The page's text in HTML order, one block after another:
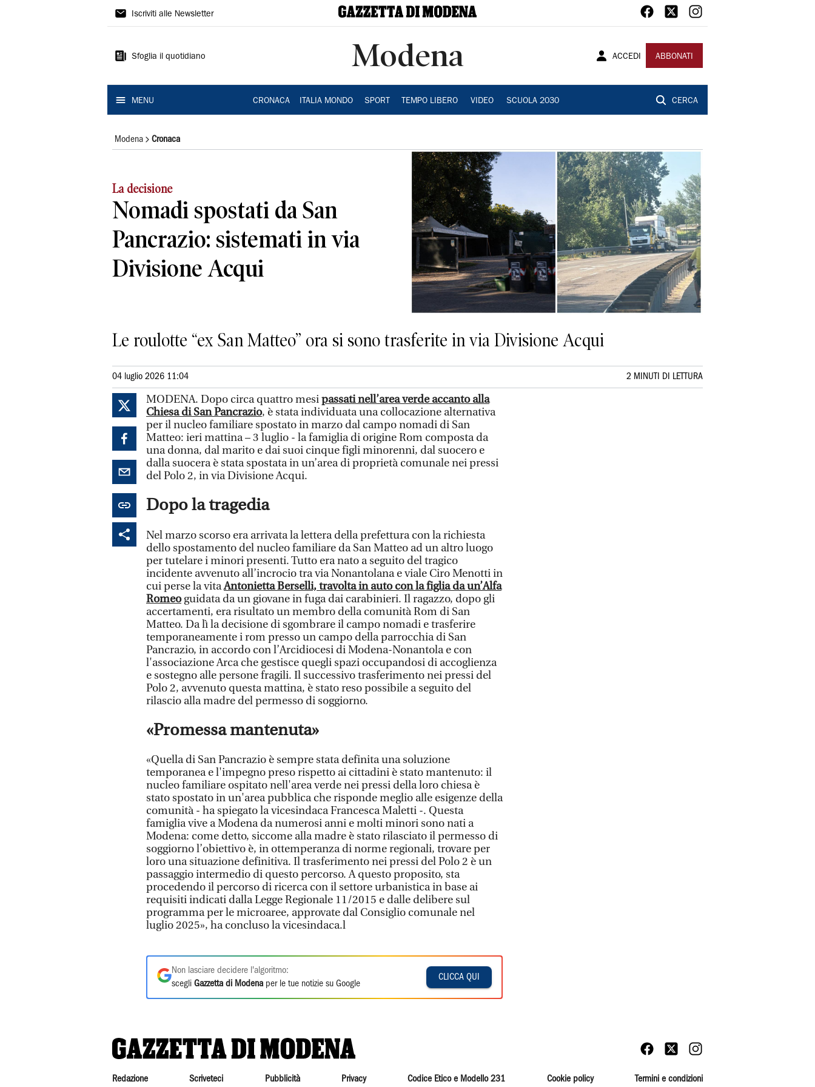
Gazzetta
Modena
Iscriviti alle Newsletter
Sfoglia il quotidiano Modena ACCEDI ABBONATI
MENU CRONACA ITALIA MONDO SPORT TEMPO LIBERO VIDEO SCUOLA 2030 CERCA
Modena Cronaca
La decisione
Nomadi spostati da San
Pancrazio: sistemati in via
Divisione Acqui
Le roulotte “ex San Matteo” ora si sono trasferite in via Divisione Acqui
04 luglio 2026 11:04 2 MINUTI DI LETTURA
MODENA. Dopo circa quattro mesipassati nell’area verde accanto alla
Chiesa di San Pancrazio, è stata individuata una collocazione alternativa
per il nucleo familiare spostato in marzo dal campo nomadi di San
Matteo: ieri mattina – 3 luglio - la famiglia di origine Rom composta da
una donna, dal marito e dai suoi cinque figli minorenni, dal suocero e
dalla suocera è stata spostata in un’area di proprietà comunale nei pressi
del Polo 2, in via Divisione Acqui.
Dopo la tragedia
Nel marzo scorso era arrivata la lettera della prefettura con la richiesta
dello spostamento del nucleo familiare da San Matteo ad un altro luogo
per tutelare i minori presenti. Tutto era nato a seguito del tragico
incidente avvenuto all’incrocio tra via Nonantolana e viale Ciro Menotti in
cui perse la vitaAntonietta Berselli, travolta in auto con la figlia da un’Alfa
Romeo guidata da un giovane in fuga dai carabinieri. Il ragazzo, dopo gli
accertamenti, era risultato un membro della comunità Rom di San
Matteo. Da lì la decisione di sgombrare il campo nomadi e trasferire
temporaneamente i rom presso un campo della parrocchia di San
Pancrazio, in accordo con l’Arcidiocesi di Modena-Nonantola e con
l'associazione Arca che gestisce quegli spazi occupandosi di accoglienza
e sostegno alle persone fragili. Il successivo trasferimento nei pressi del
Polo 2, avvenuto questa mattina, è stato reso possibile a seguito del
rilascio alla madre del permesso di soggiorno.
«Promessa mantenuta»
«Quella di San Pancrazio è sempre stata definita una soluzione
temporanea e l'impegno preso rispetto ai cittadini è stato mantenuto: il
nucleo familiare ospitato nell'area verde nei pressi della loro chiesa è
stato spostato in un'area pubblica che risponde meglio alle esigenze della
comunità - ha spiegato la vicesindaca Francesca Maletti -. Questa
famiglia vive a Modena da numerosi anni e molti minori sono nati a
Modena: come detto, siccome alla madre è stato rilasciato il permesso di
soggiorno l’obiettivo è, in ottemperanza di norme regionali, trovare per
loro una situazione definitiva. Il trasferimento nei pressi del Polo 2 è un
passaggio intermedio di questo percorso. A questo proposito, sta
procedendo il percorso di ricerca con il settore urbanistica in base ai
requisiti indicati dalla Legge Regionale 11/2015 e dalle delibere sul
programma per le microaree, approvate dal Consiglio comunale nel
luglio 2025», ha concluso la vicesindaca.l
Non lasciare decidere l'algoritmo:
scegli Gazzetta di Modena per le tue notizie su Google
CLICCA QUI
Redazione Scriveteci Pubblicità Privacy Codice Etico e Modello 231 Cookie policy Termini e condizioni